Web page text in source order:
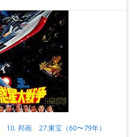
10. 邦画 27.東宝（60〜79年）